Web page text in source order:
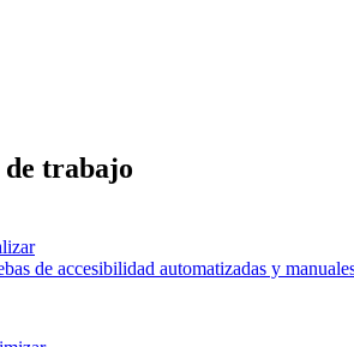
trabajo
de accesibilidad automatizadas y